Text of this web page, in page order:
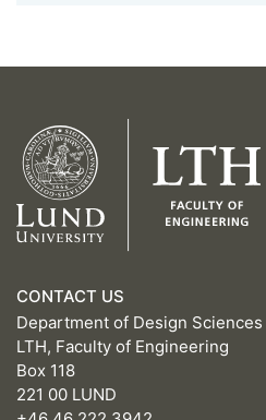
CONTACT US
Department of Design Sciences
LTH, Faculty of Engineering
Box 118
221 00 LUND